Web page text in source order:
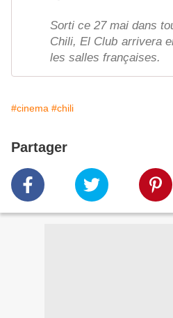
Sorti ce 27 mai dans
Chili, El Club arrivera
les salles françaises.
#cinema #chili
Partager